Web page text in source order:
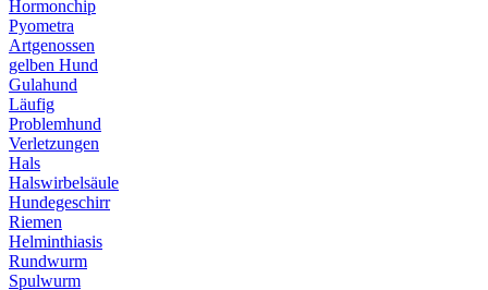
Hormonchip
Pyometra
Artgenossen
gelben Hund
Gulahund
Läufig
Problemhund
Verletzungen
Hals
Halswirbelsäule
Hundegeschirr
Riemen
Helminthiasis
Rundwurm
Spulwurm